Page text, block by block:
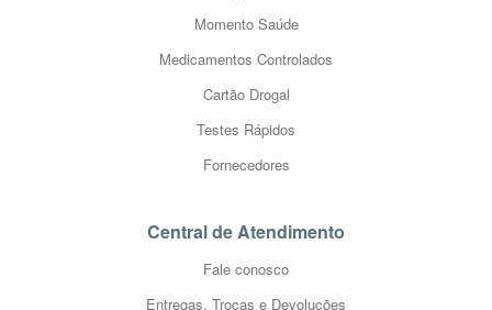
Momento Saúde
Medicamentos Controlados
Cartão Drogal
Testes Rápidos
Fornecedores
Central de Atendimento
Fale conosco
Entregas, Trocas e Devoluções